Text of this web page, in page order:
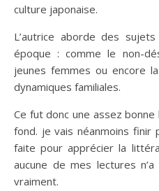
culture japonaise.
L’autrice aborde des
époque : comme le non-
jeunes femmes ou encore
dynamiques familiales.
Ce fut donc une assez
fond. je vais néanmoins finir
faite pour apprécier la
aucune de mes lectures
vraiment.